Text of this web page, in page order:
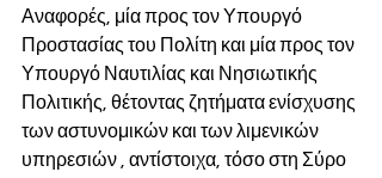
Αναφορές, μία προς τον Υπουργό
Προστασίας του Πολίτη και μία προς τον
Υπουργό Ναυτιλίας και Νησιωτικής
Πολιτικής, θέτοντας ζητήματα ενίσχυσης
των αστυνομικών και των λιμενικών
υπηρεσιών , αντίστοιχα, τόσο στη Σύρο